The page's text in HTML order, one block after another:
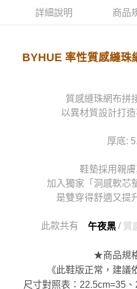
每筆NT$45
詳細說明 商品
BYHUE 率性質感縫珠
質感縫珠網布拼
以異材質設計打
厚底:
鞋墊採用親
加入獨家「洞感軟芯
是雙穿得舒適又提
此款共有 午夜黑 / 質
★商品規
《此鞋版正常，建議
尺寸對照表：22.5cm=35